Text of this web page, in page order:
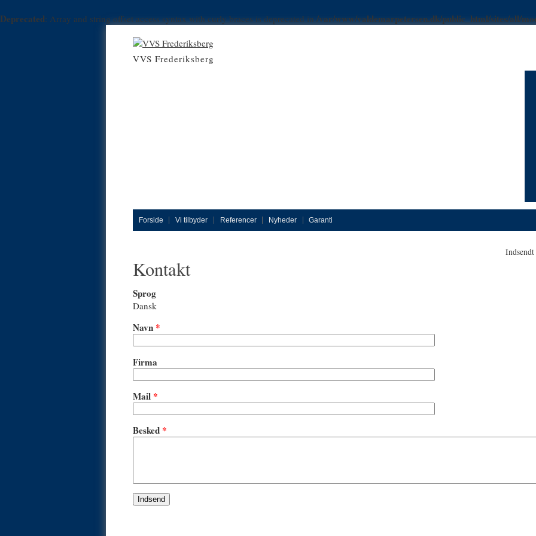
Deprecated: Array and string offset access syntax with curly braces is deprecated in/var/www/valdemarpetersen.dk/public_html/sites/all/
VVS Frederiksberg
Forside Vi tilbyder Referencer Nyheder Garanti
Kontakt
Sprog
Dansk
Navn *
Firma
Mail *
Besked *